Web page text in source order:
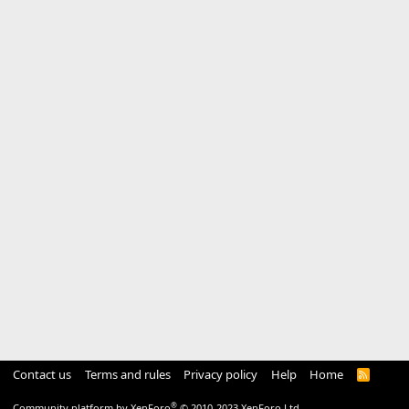
Contact us Terms and rules Privacy policy Help Home
R
S
®